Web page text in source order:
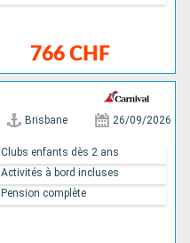
766 CHF
Brisbane 26/09/2026
Clubs enfants dès 2 ans
Activités à bord incluses
Pension complète